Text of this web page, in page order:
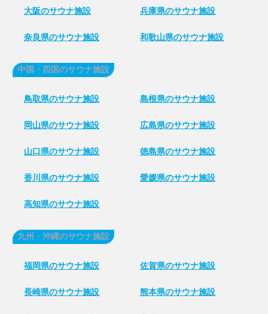
大阪のサウナ施設 兵庫県のサウナ施設
奈良県のサウナ施設 和歌山県のサウナ施設
中国・四国のサウナ施設
鳥取県のサウナ施設 島根県のサウナ施設
岡山県のサウナ施設 広島県のサウナ施設
山口県のサウナ施設 徳島県のサウナ施設
香川県のサウナ施設 愛媛県のサウナ施設
高知県のサウナ施設
九州・沖縄のサウナ施設
福岡県のサウナ施設 佐賀県のサウナ施設
長崎県のサウナ施設 熊本県のサウナ施設